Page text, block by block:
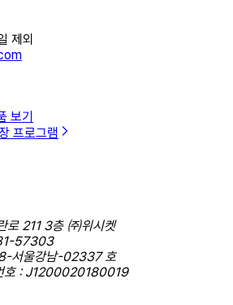
제외
보기
프로그램
로 211 3층 ㈜위시켓
57303
서울강남-02337 호
호 : J1200020180019